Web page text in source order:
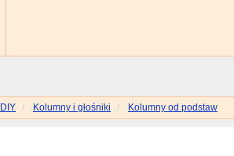
DIY Kolumny i głośniki Kolumny od podstaw